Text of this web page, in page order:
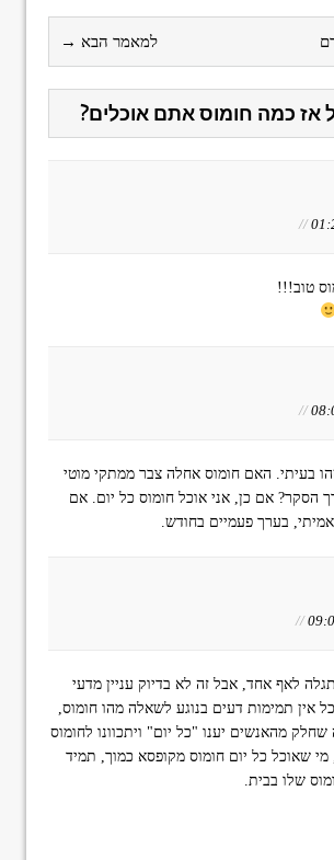
למאמר הבא →
//
טוב!!!
//
בעיתי. האם חומוס אחלה צבר ממתקי מוטי
הסקר? אם כן, אני אוכל חומוס כל יום. אם
בערך פעמיים בחודש.
//
לאף אחד, אבל זה לא בדיוק עניין מדעי
אין תמימות דעים בנוגע לשאלה מהו חומוס,
שחלק מהאנשים יענו "כל יום" ויתכוונו לחומוס
שאוכל כל יום חומוס מקופסא כמוך, תמיד
שלו בבית.